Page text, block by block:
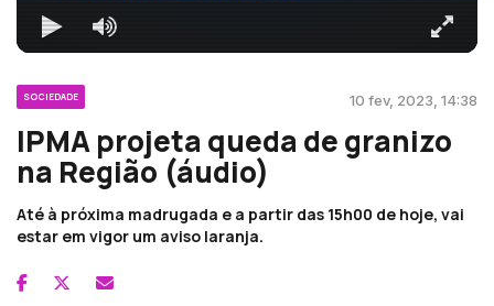
SOCIEDADE 10 fev, 2023, 14:38
IPMA projeta queda de granizo
na Região (áudio)
Até à próxima madrugada e a partir das 15h00 de hoje, vai
estar em vigor um aviso laranja.